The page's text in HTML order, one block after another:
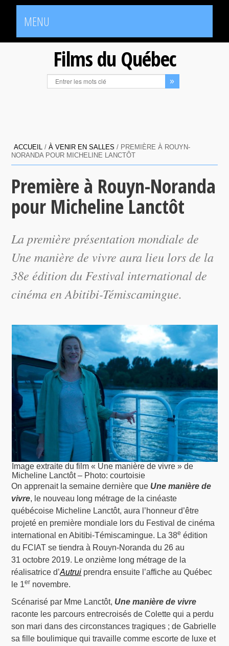
MENU
Films du Québec
ACCUEIL /À VENIR EN SALLES / PREMIÈRE À ROUYN-
NORANDA POUR MICHELINE LANCTÔT
Première à Rouyn-Noranda
pour Micheline Lanctôt
La première présentation mondiale de
Une manière de vivre aura lieu lors de la
38e édition du Festival international de
cinéma en Abitibi-Témiscamingue.
Image extraite du film « Une manière de vivre » de
Micheline Lanctôt – Photo: courtoisie
On apprenait la semaine dernière que Une manière de
vivre, le nouveau long métrage de la cinéaste
québécoise Micheline Lanctôt, aura l’honneur d’être
projeté en première mondiale lors du Festival de cinéma
international en Abitibi-Témiscamingue. La 38e édition
du FCIAT se tiendra à Rouyn-Noranda du 26 au
31 octobre 2019. Le onzième long métrage de la
réalisatrice d’Autrui prendra ensuite l’affiche au Québec
le 1er novembre.
Scénarisé par Mme Lanctôt, Une manière de vivre
raconte les parcours entrecroisés de Colette qui a perdu
son mari dans des circonstances tragiques ; de Gabrielle
sa fille boulimique qui travaille comme escorte de luxe et